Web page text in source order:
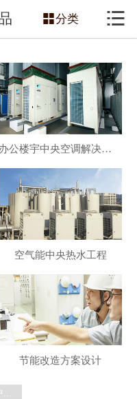
网站首页
服务项目
主营产品
新闻动态
工程案例
技术知识
销售网络
联系我们
分类 

办公楼宇中央空调解决方案
空气能中央热水工程
节能改造方案设计